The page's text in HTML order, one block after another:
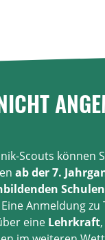
Scouts können
ab der 7.
Anmeldung zu
eine Lehrkraft